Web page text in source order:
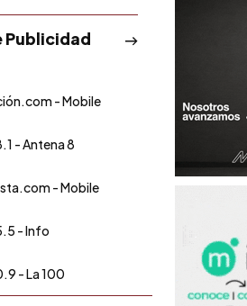
Publicidad
- Mobile
- Antena 8
- Mobile
- Info
- La 100